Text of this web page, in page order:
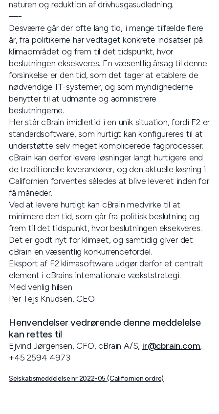
naturen og reduktion af drivhusgasudledning.
—-
Desværre går der ofte lang tid, i mange tilfælde flere
år, fra politikerne har vedtaget konkrete indsatser på
klimaområdet og frem til det tidspunkt, hvor
beslutningen eksekveres. En væsentlig årsag til denne
forsinkelse er den tid, som det tager at etablere de
nødvendige IT-systemer, og som myndighederne
benytter til at udmønte og administrere
beslutningerne.
Her står cBrain imidlertid i en unik situation, fordi F2 er
standardsoftware, som hurtigt kan konfigureres til at
understøtte selv meget komplicerede fagprocesser.
cBrain kan derfor levere løsninger langt hurtigere end
de traditionelle leverandører, og den aktuelle løsning i
Californien forventes således at blive leveret inden for
få måneder.
Ved at levere hurtigt kan cBrain medvirke til at
minimere den tid, som går fra politisk beslutning og
frem til det tidspunkt, hvor beslutningen eksekveres.
Det er godt nyt for klimaet, og samtidig giver det
cBrain en væsentlig konkurrencefordel.
Eksport af F2 klimasoftware udgør derfor et centralt
element i cBrains internationale vækststrategi.
Med venlig hilsen
Per Tejs Knudsen, CEO
Henvendelser vedrørende denne meddelelse
kan rettes til
Ejvind Jørgensen, CFO, cBrain A/S, ir@cbrain.com,
+45 2594 4973
Selskabsmeddelelse nr 2022-05 (Californien ordre)